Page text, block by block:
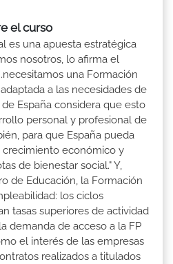
el curso
es una apuesta estratégica
nosotros, lo afirma el
una Formación
a las necesidades de
España considera que esto
personal y profesional de
para que España pueda
económico y
de bienestar social." Y,
de Educación, la Formación
los ciclos
tasas superiores de actividad
demanda de acceso a la FP
el interés de las empresas
realizados a titulados